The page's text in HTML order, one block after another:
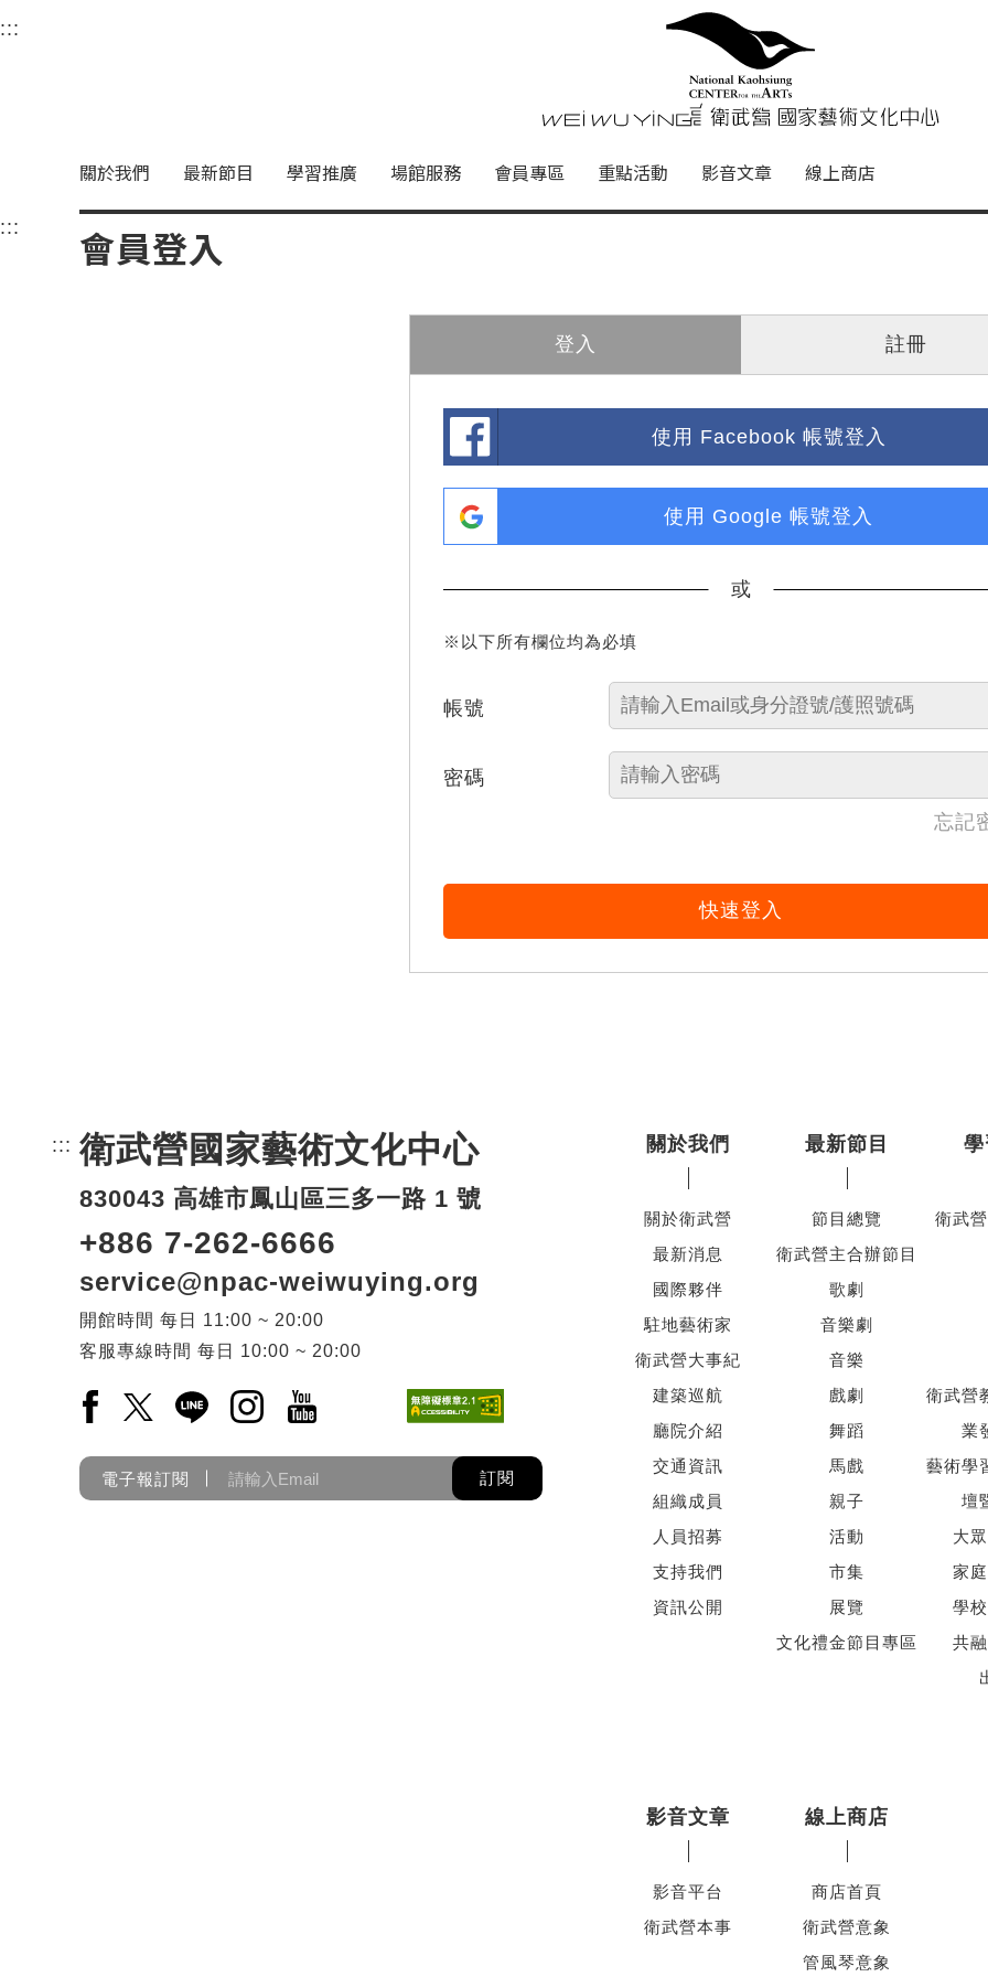
衛武營國家藝術文化中心
中央內容區塊，為本頁主要內容區。
::: 衛武營國家藝術文
關於我們 最新節目 學習推廣 場館服務 會員專區 重點活動 影音文章 線上商店
::: 中央內容區塊，為本頁主要內容區。
會員登入
登入 註冊
使用 Facebook 帳號登入
使用 Google 帳號登入
或
※以下所有欄位均為必填
帳號
密碼
忘記
快速登入
::: 頁尾網站資訊。
衛武營國家藝術文化中心
830043 高雄市鳳山區三多一路 1 號
+886 7-262-6666
service@npac-weiwuying.org
開館時間 每日
11:00 ~ 20:00
客服專線時間 每日 10:00 ~ 20:00
Facebook(另開新視窗)
X(另開新視窗)
LINE(另開新視窗)
Instagram(另開新視窗)
YouTube(另開新視窗)
電子報訂閱 訂閱
關於我們
關於衛武營
最新消息
國際夥伴
駐地藝術家
衛武營大事紀
建築巡航
廳院介紹
交通資訊
組織成員
人員招募
支持我們
資訊公開
最新節目
節目總覽
衛武營主合辦節目
歌劇
音樂劇
音樂
戲劇
舞蹈
馬戲
親子
活動
市集
展覽
文化禮金節目專區
衛武
衛武營
業
藝術學
壇
大
家
學
共
影音文章
影音平台
衛武營本事
線上商店
商店首頁
衛武營意象
管風琴意象